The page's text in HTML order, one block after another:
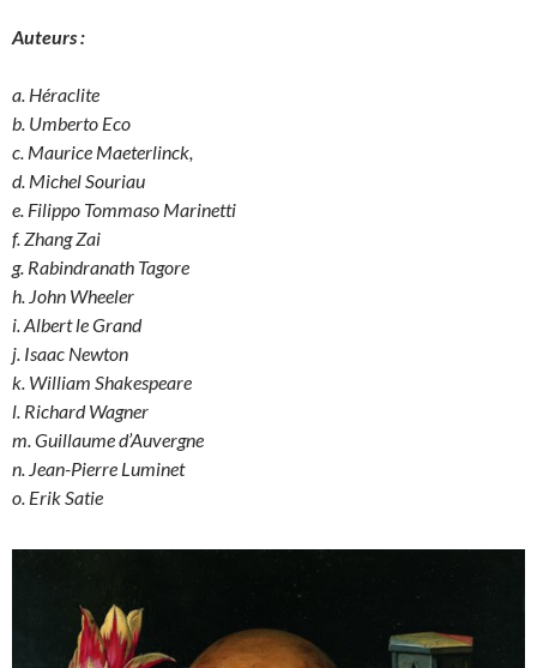
Auteurs :
a. Héraclite
b. Umberto Eco
c. Maurice Maeterlinck,
d. Michel Souriau
e. Filippo Tommaso Marinetti
f. Zhang Zai
g. Rabindranath Tagore
h. John Wheeler
i. Albert le Grand
j. Isaac Newton
k. William Shakespeare
l. Richard Wagner
m. Guillaume d’Auvergne
n. Jean-Pierre Luminet
o. Erik Satie